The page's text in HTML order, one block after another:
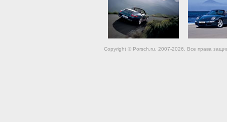
Copyright © Porsch.ru, 2007-2026. Все права